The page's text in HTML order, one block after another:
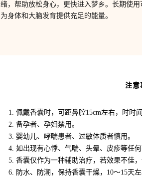
绪，帮助放松身心，更快进入梦乡。长期使
为身体和大脑发育提供充足的能量。
注意
1. 佩戴香囊时，可距鼻腔15cm左右，时时
2. 备孕者、孕妇禁用。
3. 婴幼儿、哮喘患者、过敏体质者慎用。
4. 如出现有心悸、气喘、头晕、皮疹等任
5. 香囊仅作为一种辅助治疗，若效果不佳，
6. 防水、防潮，保持香囊干燥， 10～15天